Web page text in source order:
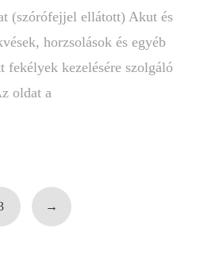
(szórófejjel ellátott) Akut és
horzsolások és egyéb
fekélyek kezelésére szolgáló
oldat a
→